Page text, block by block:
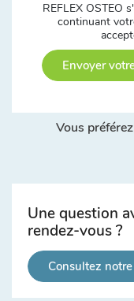
REFLEX OSTEO
continuant
Envoyer
Vous
Une question
rendez-vous ?
Consultez